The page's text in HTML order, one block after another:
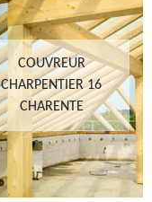
COUVREUR
CHARPENTIER 16
CHARENTE